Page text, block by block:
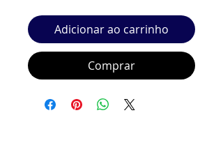
Adicionar ao carrinho
Comprar